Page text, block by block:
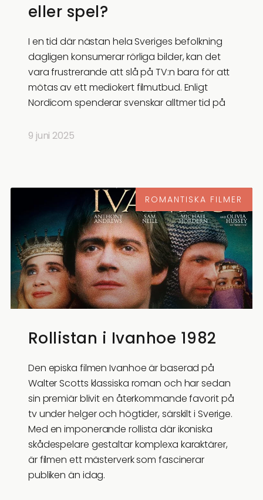
eller spel?
I en tid där nästan hela Sveriges befolkning
dagligen konsumerar rörliga bilder, kan det
vara frustrerande att slå på TV:n bara för att
mötas av ett mediokert filmutbud. Enligt
Nordicom spenderar svenskar alltmer tid på
9 juni 2025
ROMANTISKA FILMER
Rollistan i Ivanhoe 1982
Den episka filmen Ivanhoe är baserad på
Walter Scotts klassiska roman och har sedan
sin premiär blivit en återkommande favorit på
tv under helger och högtider, särskilt i Sverige.
Med en imponerande rollista där ikoniska
skådespelare gestaltar komplexa karaktärer,
är filmen ett mästerverk som fascinerar
publiken än idag.